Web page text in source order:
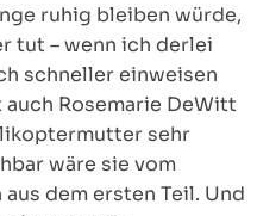
ruhig bleiben würde,
tut – wenn ich derlei
schneller einweisen
Rosemarie DeWitt
sehr
wäre sie vom
dem ersten Teil. Und